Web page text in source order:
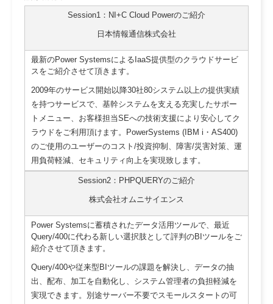
Session1：NI+C Cloud Powerのご紹介
日本情報通信株式会社
最新のPower SystemsによるIaaS提供型のクラウドサービ
スをご紹介させて頂きます。
2009年のサービス開始以降30社80システム以上の提供実績
を持つサービスで、基幹システムを支える充実したサポー
トメニュー、お客様担当SEへの技術支援により安心してク
ラウドをご利用頂けます。PowerSystems (IBM i・AS400)
のご使用のユーザーのコスト/投資抑制、障害/災害対策、運
用負荷軽減、セキュリティ向上を実現致します。
Session2：PHPQUERYのご紹介
株式会社オムニサイエンス
Power Systemsに蓄積されたデータ活用ツールで、最近
Query/400に代わる新しい選択肢として評判のBIツールをご
紹介させて頂きます。
Query/400や従来型BIツールの課題を解決し、データの抽
出、配布、加工を自動化し、システム管理者の負担軽減を
実現できます。別途サーバー不要でスモールスタートの可